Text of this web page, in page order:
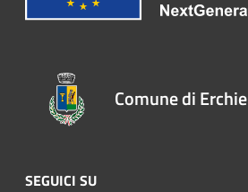
Comune di Erchie
SEGUICI SU